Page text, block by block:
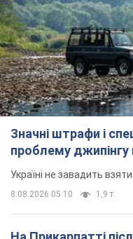
Значні штрафи і
проблему
Україні не завадить
8.08.2026 05:10 1,9 т.